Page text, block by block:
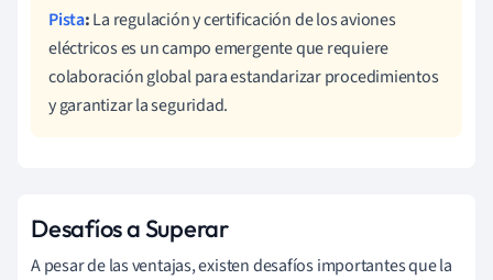
Pista:La regulación y certificación de los aviones
eléctricos es un campo emergente que requiere
colaboración global para estandarizar procedimientos
y garantizar la seguridad.
Desafíos a Superar
A pesar de las ventajas, existen desafíos importantes que la